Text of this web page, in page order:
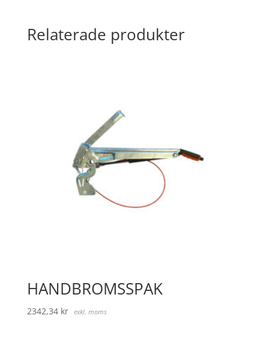
Relaterade produkter
HANDBROMSSPAK
2342,34 kr exkl. moms